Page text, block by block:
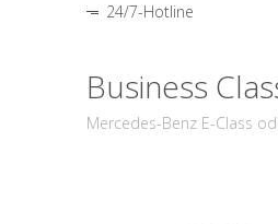
24/7-Hotline
Business
Mercedes-Benz E-Class